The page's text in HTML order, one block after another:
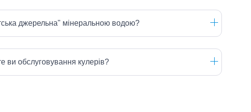
джерельна" мінеральною водою?
ви обслуговування кулерів?